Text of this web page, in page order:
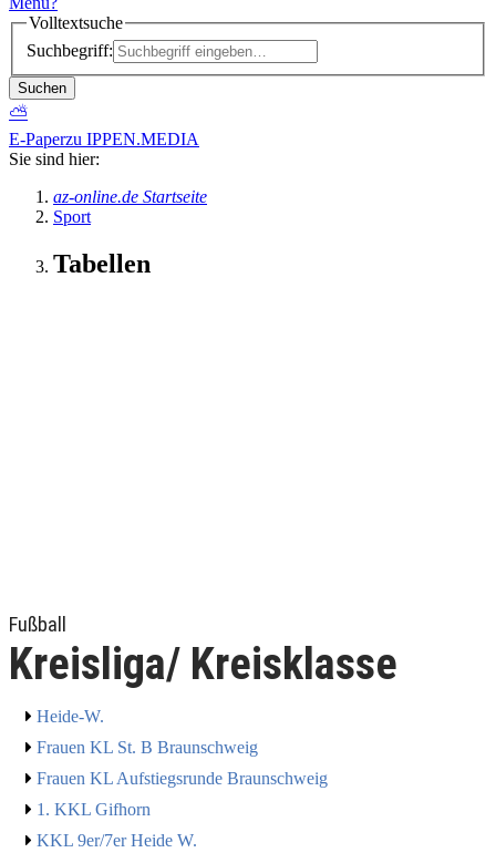
Volltextsuche
Suchbegriff:
Suchen
⛅
E-Paperzu IPPEN.MEDIA
Sie sind hier:
az-online.de Startseite
Sport
Tabellen
Fußball
Kreisliga/ Kreisklasse
Heide-W.
Frauen KL St. B Braunschweig
Frauen KL Aufstiegsrunde Braunschweig
1. KKL Gifhorn
KKL 9er/7er Heide W.